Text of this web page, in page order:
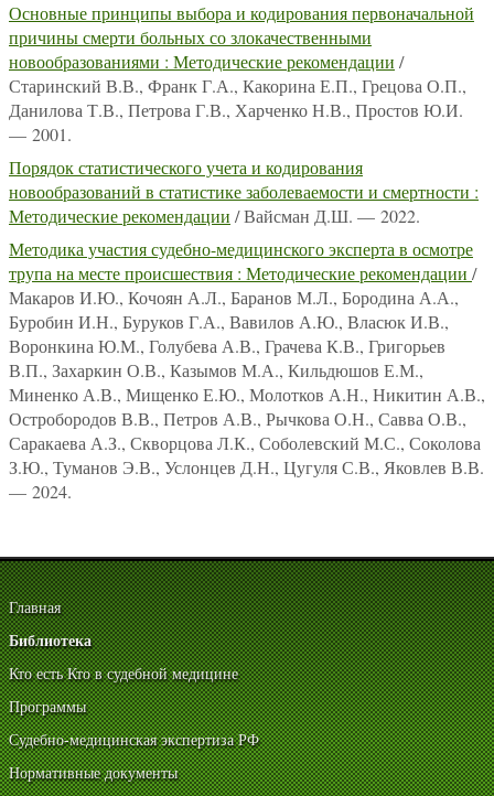
Основные принципы выбора и кодирования первоначальной
причины смерти больных со злокачественными
новообразованиями : Методические рекомендации /
Старинский В.В., Франк Г.А., Какорина Е.П., Грецова О.П.,
Данилова Т.В., Петрова Г.В., Харченко Н.В., Простов Ю.И.
— 2001.
Порядок статистического учета и кодирования
новообразований в статистике заболеваемости и смертности :
Методические рекомендации / Вайсман Д.Ш. — 2022.
Методика участия судебно-медицинского эксперта в осмотре
трупа на месте происшествия : Методические рекомендации /
Макаров И.Ю., Кочоян А.Л., Баранов М.Л., Бородина А.А.,
Буробин И.Н., Буруков Г.А., Вавилов А.Ю., Власюк И.В.,
Воронкина Ю.М., Голубева А.В., Грачева К.В., Григорьев
В.П., Захаркин О.В., Казымов М.А., Кильдюшов Е.М.,
Миненко А.В., Мищенко Е.Ю., Молотков А.Н., Никитин А.В.,
Остробородов В.В., Петров А.В., Рычкова О.Н., Савва О.В.,
Саракаева А.З., Скворцова Л.К., Соболевский М.С., Соколова
З.Ю., Туманов Э.В., Услонцев Д.Н., Цугуля С.В., Яковлев В.В.
— 2024.
Главная
Библиотека
Кто есть Кто в судебной медицине
Программы
Судебно-медицинская экспертиза РФ
Нормативные документы